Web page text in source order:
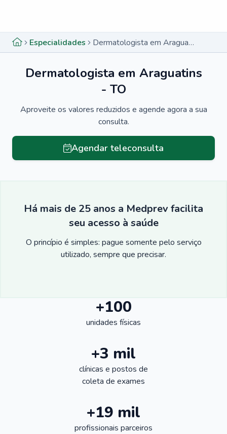
Especialidades Dermatologista em Araguatins - TO
Dermatologista em Araguatins
- TO
Aproveite os valores reduzidos e agende agora a sua
consulta.
Agendar teleconsulta
Há mais de 25 anos a Medprev facilita
seu acesso à saúde
O princípio é simples: pague somente pelo serviço
utilizado, sempre que precisar.
+100
unidades físicas
+3 mil
clínicas e postos de
coleta de exames
+19 mil
profissionais parceiros